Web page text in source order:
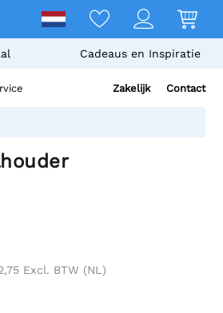
Cadeaus en Inspiratie
Zakelijk Contact
Excl. BTW (NL)